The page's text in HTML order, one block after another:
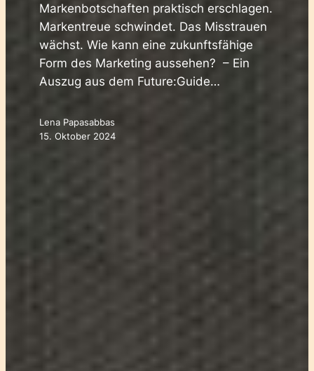
Markenbotschaften praktisch erschlagen.
Markentreue schwindet. Das Misstrauen
wächst. Wie kann eine zukunftsfähige
Form des Marketing aussehen? – Ein
Auszug aus dem Future:Guide…
Lena Papasabbas
15. Oktober 2024